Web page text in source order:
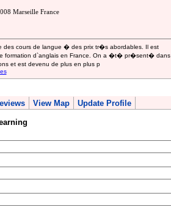
Marseille France
des cours de langue � des prix tr�s abordables. Il est
formation d`anglais en France. On a �t� pr�sent� dans
et est devenu de plus en plus p
View Map Update Profile